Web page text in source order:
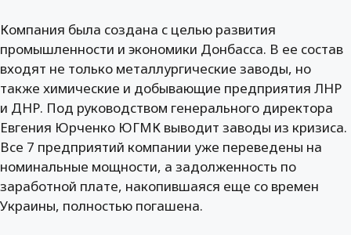
Компания была создана с целью развития
промышленности и экономики Донбасса. В ее состав
входят не только металлургические заводы, но
также химические и добывающие предприятия ЛНР
и ДНР. Под руководством генерального директора
Евгения Юрченко ЮГМК выводит заводы из кризиса.
Все 7 предприятий компании уже переведены на
номинальные мощности, а задолженность по
заработной плате, накопившаяся еще со времен
Украины, полностью погашена.